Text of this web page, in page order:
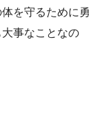
を守るために勇
事なことなの